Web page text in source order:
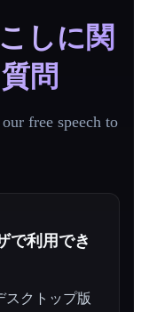
しに関
問
free speech to
で利用でき
スクトップ版